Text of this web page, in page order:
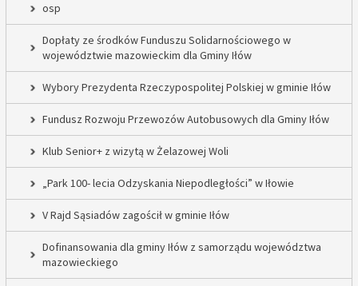
osp
Dopłaty ze środków Funduszu Solidarnościowego w
województwie mazowieckim dla Gminy Iłów
Wybory Prezydenta Rzeczypospolitej Polskiej w gminie Iłów
Fundusz Rozwoju Przewozów Autobusowych dla Gminy Iłów
Klub Senior+ z wizytą w Żelazowej Woli
„Park 100- lecia Odzyskania Niepodległości” w Iłowie
V Rajd Sąsiadów zagościł w gminie Iłów
Dofinansowania dla gminy Iłów z samorządu województwa
mazowieckiego